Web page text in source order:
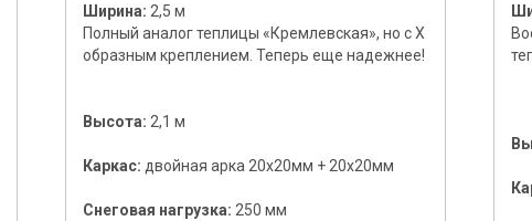
Ширина: 2,5 м
Полный аналог теплицы «Кремлевская», но с Х
образным креплением. Теперь еще надежнее!
Высота: 2,1 м
Каркас: двойная арка 20х20мм + 20х20мм
Снеговая нагрузка: 250 мм